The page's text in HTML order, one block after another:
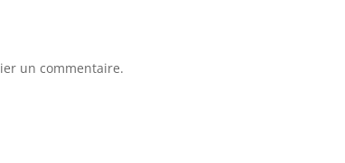
un commentaire.